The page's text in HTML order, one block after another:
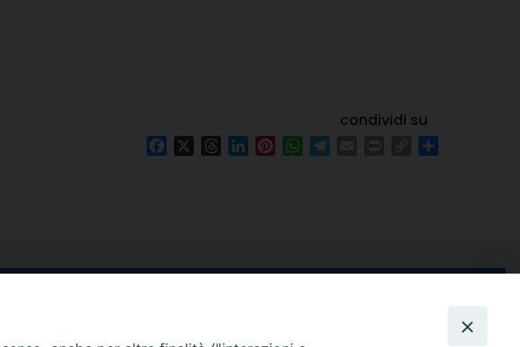
condividi su
FacebookThreadsLinkedInPinterestWhatsApp
Copy